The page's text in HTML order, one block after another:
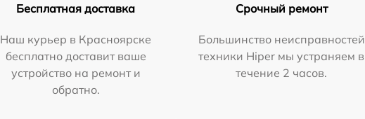
Бесплатная доставка
Наш курьер в Красноярске
бесплатно доставит ваше
устройство на ремонт и
обратно.
Срочный ремонт
Большинство неисправностей
техники Hiper мы устраняем в
течение 2 часов.